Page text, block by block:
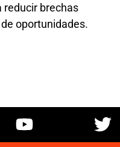
reducir brechas
oportunidades.